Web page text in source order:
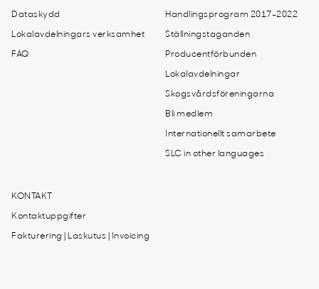
Dataskydd
Lokalavdelningars verksamhet
FAQ
Handlingsprogram 2017-2022
Ställningstaganden
Producentförbunden
Lokalavdelningar
Skogsvårdsföreningarna
Bli medlem
Internationellt samarbete
SLC in other languages
KONTAKT
Kontaktuppgifter
Fakturering | Laskutus | Invoicing